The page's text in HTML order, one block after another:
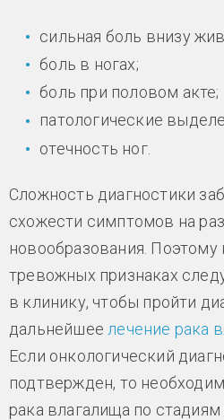
сильная боль внизу
боль в ногах;
боль при половом акте;
патологические
отечность ног.
Сложность диагностики
схожести симптомов на
новообразования. Поэтому
тревожных признаках
в клинику, чтобы пройти
дальнейшее лечение рака
Если онкологический
подтвержден, то
рака влагалища по стадиям